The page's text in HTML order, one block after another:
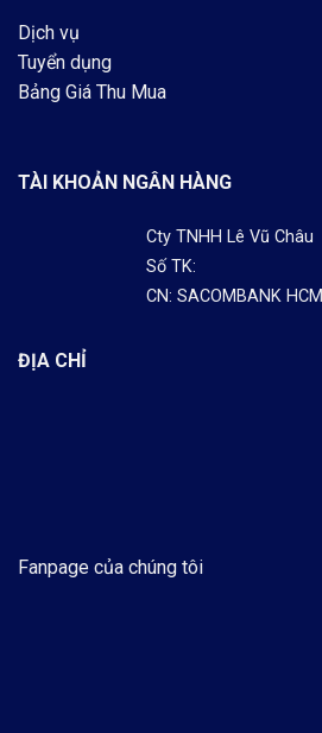
Dịch vụ
Tuyển dụng
Bảng Giá Thu Mua
TÀI KHOẢN NGÂN HÀNG
Cty TNHH Lê Vũ Châu
Số TK:
CN: SACOMBANK HCM
ĐỊA CHỈ
Fanpage của chúng tôi